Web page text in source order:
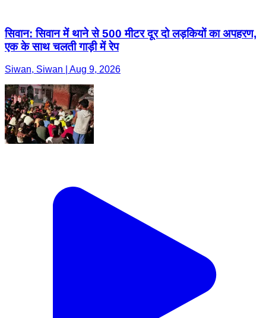
सिवान: सिवान में थाने से 500 मीटर दूर दो लड़कियों का अपहरण,
एक के साथ चलती गाड़ी में रेप
Siwan, Siwan | Aug 9, 2026